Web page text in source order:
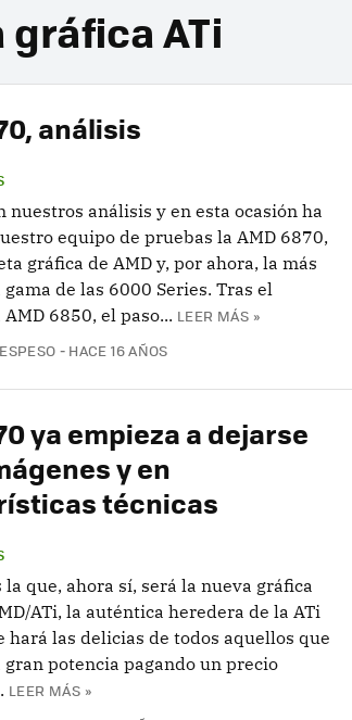
ATi
análisis
nuestros análisis y en esta ocasión ha
equipo de pruebas la AMD 6870,
gráfica de AMD y, por ahora, la más
de las 6000 Series. Tras el
6850, el paso... LEER MÁS »
HACE 16 AÑOS
ya empieza a dejarse
y en
técnicas
la que, ahora sí, será la nueva gráfica
ATi, la auténtica heredera de la ATi
hará las delicias de todos aquellos que
potencia pagando un precio
LEER MÁS »